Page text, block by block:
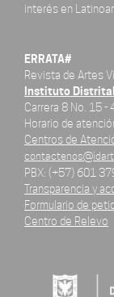
interés en
ERRATA#
Revista de Artes
Instituto
Carrera 8 No. 15 -
Horario de
Centros de
PBX: (+57) 601
Transparencia y
Formulario de
Centro de Relevo